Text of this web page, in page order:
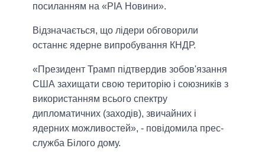
посиланням на «РІА Новини».
Відзначається, що лідери обговорили
останнє ядерне випробування КНДР.
«Президент Трамп підтвердив зобов'язання
США захищати свою територію і союзників з
використанням всього спектру
дипломатичних (заходів), звичайних і
ядерних можливостей», - повідомила прес-
служба Білого дому.